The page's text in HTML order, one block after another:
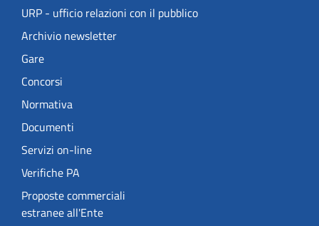
URP - ufficio relazioni con il pubblico
Archivio newsletter
Gare
Concorsi
Normativa
Documenti
Servizi on-line
Verifiche PA
Proposte commerciali
estranee all'Ente